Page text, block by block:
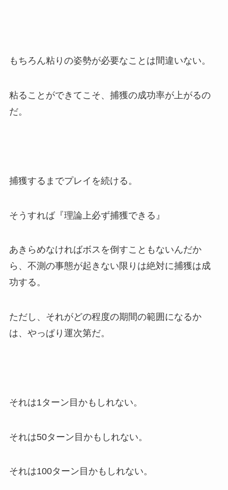
もちろん粘りの姿勢が必要なことは間違いない。
粘ることができてこそ、捕獲の成功率が上がるの
だ。
捕獲するまでプレイを続ける。
そうすれば『理論上必ず捕獲できる』
あきらめなければボスを倒すこともないんだか
ら、不測の事態が起きない限りは絶対に捕獲は成
功する。
ただし、それがどの程度の期間の範囲になるか
は、やっぱり運次第だ。
それは1ターン目かもしれない。
それは50ターン目かもしれない。
それは100ターン目かもしれない。